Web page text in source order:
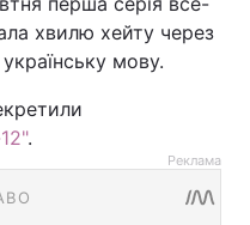
перша серія все-
хвилю хейту через
мову.
.
Реклама